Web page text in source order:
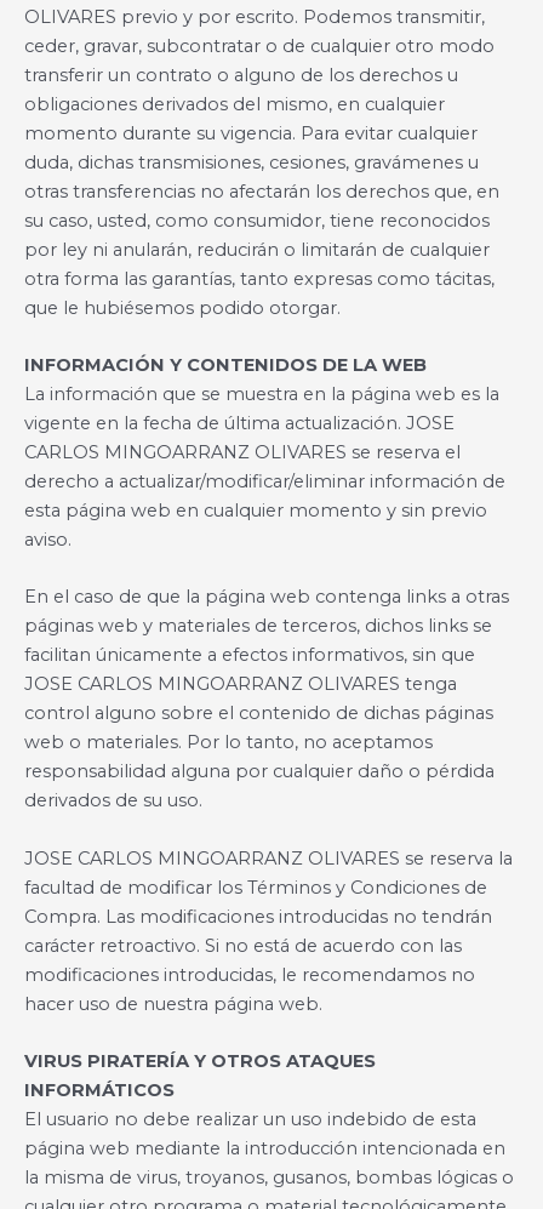
OLIVARES previo y por escrito. Podemos transmitir,
ceder, gravar, subcontratar o de cualquier otro modo
transferir un contrato o alguno de los derechos u
obligaciones derivados del mismo, en cualquier
momento durante su vigencia. Para evitar cualquier
duda, dichas transmisiones, cesiones, gravámenes u
otras transferencias no afectarán los derechos que, en
su caso, usted, como consumidor, tiene reconocidos
por ley ni anularán, reducirán o limitarán de cualquier
otra forma las garantías, tanto expresas como tácitas,
que le hubiésemos podido otorgar.
INFORMACIÓN Y CONTENIDOS DE LA WEB
La información que se muestra en la página web es la
vigente en la fecha de última actualización. JOSE
CARLOS MINGOARRANZ OLIVARES se reserva el
derecho a actualizar/modificar/eliminar información de
esta página web en cualquier momento y sin previo
aviso.
En el caso de que la página web contenga links a otras
páginas web y materiales de terceros, dichos links se
facilitan únicamente a efectos informativos, sin que
JOSE CARLOS MINGOARRANZ OLIVARES tenga
control alguno sobre el contenido de dichas páginas
web o materiales. Por lo tanto, no aceptamos
responsabilidad alguna por cualquier daño o pérdida
derivados de su uso.
JOSE CARLOS MINGOARRANZ OLIVARES se reserva la
facultad de modificar los Términos y Condiciones de
Compra. Las modificaciones introducidas no tendrán
carácter retroactivo. Si no está de acuerdo con las
modificaciones introducidas, le recomendamos no
hacer uso de nuestra página web.
VIRUS PIRATERÍA Y OTROS ATAQUES
INFORMÁTICOS
El usuario no debe realizar un uso indebido de esta
página web mediante la introducción intencionada en
la misma de virus, troyanos, gusanos, bombas lógicas o